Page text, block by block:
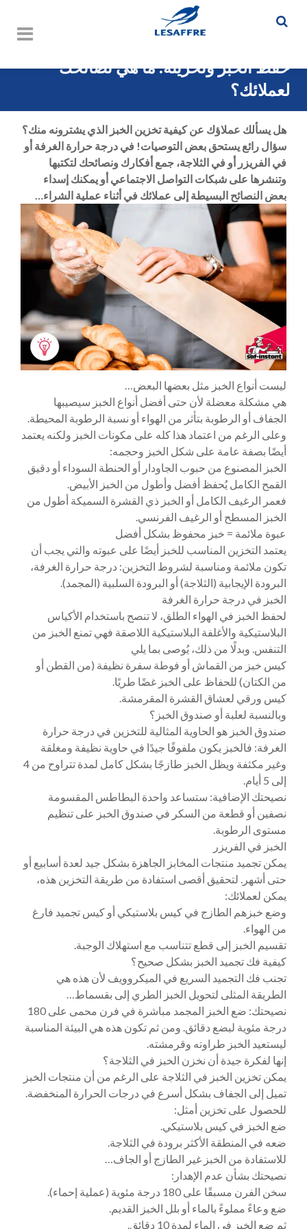
حفظ الخبز وتخزينه: ما هي نصائحك
لعملائك؟
هل يسألك عملاؤك عن كيفية تخزين الخبز الذي يشترونه منك؟
سؤال رائع يستحق بعض التوصيات! في درجة حرارة الغرفة أو
في الفريزر أو في الثلاجة، جمع أفكارك ونصائحك لتكتبها
وتنشرها على شبكات التواصل الاجتماعي أو يمكنك إسداء
بعض النصائح البسيطة إلى عملائك في أثناء عملية الشراء…
ليست أنواع الخبز مثل بعضها البعض…
هي مشكلة معضلة لأن حتى أفضل أنواع الخبز سيصيبها
الجفاف أو الرطوبة بتأثر من الهواء أو نسبة الرطوبة المحيطة.
وعلى الرغم من اعتماد هذا كله على مكونات الخبز ولكنه يعتمد
أيضًا بصفة عامة على شكل الخبز وحجمه:
الخبز المصنوع من حبوب الجاودار أو الحنطة السوداء أو دقيق
القمح الكامل يُحفظ أفضل وأطول من الخبز الأبيض.
فعمر الرغيف الكامل أو الخبز ذي القشرة السميكة أطول من
الخبز المسطح أو الرغيف الفرنسي.
عبوة ملائمة = خبز محفوظ بشكل أفضل
يعتمد التخزين المناسب للخبز أيضًا على عبوته والتي يجب أن
تكون ملائمة ومناسبة لشروط التخزين: درجة حرارة الغرفة،
البرودة الإيجابية (الثلاجة) أو البرودة السلبية (المجمد).
الخبز في درجة حرارة الغرفة
لحفظ الخبز في الهواء الطلق، لا تنصح باستخدام الأكياس
البلاستيكية والأغلفة البلاستيكية اللاصقة فهي تمنع الخبز من
التنفس. وبدلًا من ذلك، يُوصى بما يلي
كيس خبز من القماش أو فوطة سفرة نظيفة (من القطن أو
من الكتان) للحفاظ على الخبز غضًا طريًا.
كيس ورقي لعشاق القشرة المقرمشة.
وبالنسبة لعلبة أو صندوق الخبز؟
صندوق الخبز هو الحاوية المثالية للتخزين في درجة حرارة
الغرفة: فالخبز يكون ملفوفًا جيدًا في حاوية نظيفة ومغلقة
وغير مكثفة ويظل الخبز طازجًا بشكل كامل لمدة تتراوح من 4
إلى 5 أيام.
نصيحتك الإضافية: ستساعد واحدة البطاطس المقسومة
نصفين أو قطعة من السكر في صندوق الخبز على تنظيم
مستوى الرطوبة.
الخبز في الفريزر
يمكن تجميد منتجات المخابز الجاهزة بشكل جيد لعدة أسابيع أو
حتى أشهر. لتحقيق أقصى استفادة من طريقة التخزين هذه،
يمكن لعملائك:
وضع خبزهم الطازج في كيس بلاستيكي أو كيس تجميد فارغ
من الهواء.
تقسيم الخبز إلى قطع تتناسب مع استهلاك الوجبة.
كيفية فك تجميد الخبز بشكل صحيح؟
تجنب فك التجميد السريع في الميكروويف لأن هذه هي
الطريقة المثلى لتحويل الخبز الطري إلى بقسماط…
نصيحتك: ضع الخبز المجمد مباشرة في فرن محمى على 180
درجة مئوية لبضع دقائق. ومن ثم تكون هذه هي البيئة المناسبة
ليستعيد الخبز طراوته وقرمشته.
إنها لفكرة جيدة أن نخزن الخبز في الثلاجة؟
يمكن تخزين الخبز في الثلاجة على الرغم من أن منتجات الخبز
تميل إلى الجفاف بشكل أسرع في درجات الحرارة المنخفضة.
للحصول على تخزين أمثل:
ضع الخبز في كيس بلاستيكي.
ضعه في المنطقة الأكثر برودة في الثلاجة.
للاستفادة من الخبز غير الطازج أو الجاف…
نصيحتك بشأن عدم الإهدار:
سخن الفرن مسبقًا على 180 درجة مئوية (عملية إحماء).
ضع وعاءً مملوءً بالماء أو بلل الخبز القديم.
ثم ضع الخبز في الماء لمدة 10 دقائق.